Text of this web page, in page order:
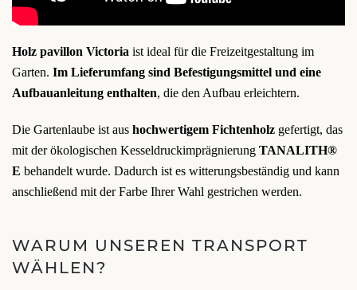
Holz pavillon Victoria ist ideal für die Freizeitgestaltung im
Garten. Im Lieferumfang sind Befestigungsmittel und eine
Aufbauanleitung enthalten, die den Aufbau erleichtern.
Die Gartenlaube ist aus hochwertigem Fichtenholz gefertigt, das
mit der ökologischen Kesseldruckimprägnierung TANALITH®
E behandelt wurde. Dadurch ist es witterungsbeständig und kann
anschließend mit der Farbe Ihrer Wahl gestrichen werden.
WARUM UNSEREN TRANSPORT
WÄHLEN?